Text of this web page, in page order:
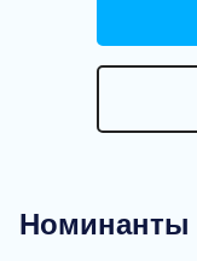
Номинанты